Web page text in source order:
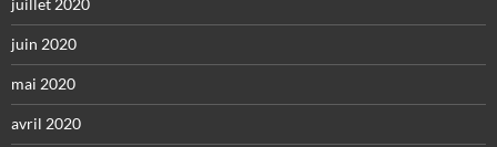
juillet 2020
juin 2020
mai 2020
avril 2020